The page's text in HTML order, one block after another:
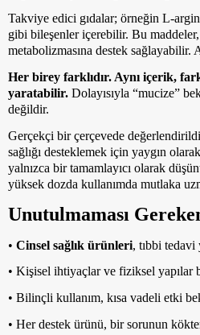
Takviye edici gıdalar; örneğin L-
gibi bileşenler içerebilir. Bu
metabolizmasına destek sağlayabilir.
Her birey farklıdır. Aynı içerik,
yaratabilir. Dolayısıyla “mucize”
değildir.
Gerçekçi bir çerçevede
sağlığı desteklemek için yaygın
yalnızca bir tamamlayıcı olarak
yüksek dozda kullanımda mutlaka
Unutulmaması
• Cinsel sağlık ürünleri, tıbbi tedavi
• Kişisel ihtiyaçlar ve fiziksel yapılar
• Bilinçli kullanım, kısa vadeli etki
• Her destek ürünü, bir sorunun